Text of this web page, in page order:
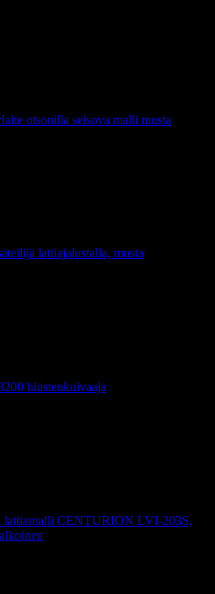
otsonilla seisova malli musta
lattiajalustalla, musta
hiustenkuivaaja
CENTURION LVI-203S,